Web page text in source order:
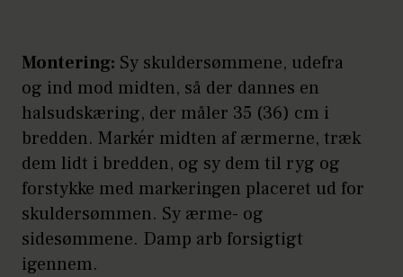
Montering: Sy skuldersømmene, udefra
og ind mod midten, så der dannes en
halsudskæring, der måler 35 (36) cm i
bredden. Markér midten af ærmerne, træk
dem lidt i bredden, og sy dem til ryg og
forstykke med markeringen placeret ud for
skuldersømmen. Sy ærme- og
sidesømmene. Damp arb forsigtigt
igennem.